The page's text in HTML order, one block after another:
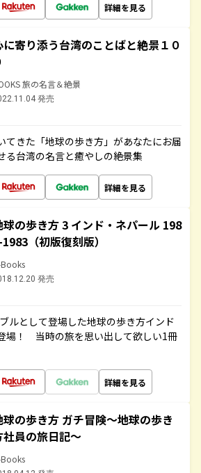
詳細を見る
に寄り添う台湾のことばと絶景１０
旅の名言＆絶景
発売
てきた「地球の歩き方」があなたにお届
る台湾の名言と癒やしの絶景集
詳細を見る
球の歩き方 3 インド・ネパール 198
（初版復刻版）
発売
ルとして登場した地球の歩き方インド
場！ 当時の旅を思い出して欲しい1冊
詳細を見る
球の歩き方 ガチ冒険～地球の歩き
社員の旅日記～